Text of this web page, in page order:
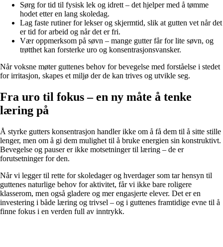
Sørg for tid til fysisk lek og idrett – det hjelper med å tømme
hodet etter en lang skoledag.
Lag faste rutiner for lekser og skjermtid, slik at gutten vet når det
er tid for arbeid og når det er fri.
Vær oppmerksom på søvn – mange gutter får for lite søvn, og
trøtthet kan forsterke uro og konsentrasjonsvansker.
Når voksne møter guttenes behov for bevegelse med forståelse i stedet
for irritasjon, skapes et miljø der de kan trives og utvikle seg.
Fra uro til fokus – en ny måte å tenke
læring på
Å styrke gutters konsentrasjon handler ikke om å få dem til å sitte stille
lenger, men om å gi dem mulighet til å bruke energien sin konstruktivt.
Bevegelse og pauser er ikke motsetninger til læring – de er
forutsetninger for den.
Når vi legger til rette for skoledager og hverdager som tar hensyn til
guttenes naturlige behov for aktivitet, får vi ikke bare roligere
klasserom, men også gladere og mer engasjerte elever. Det er en
investering i både læring og trivsel – og i guttenes framtidige evne til å
finne fokus i en verden full av inntrykk.